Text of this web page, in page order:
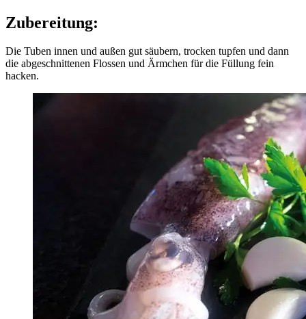
Zubereitung:
Die Tuben innen und außen gut säubern, trocken tupfen und dann
die abgeschnittenen Flossen und Ärmchen für die Füllung fein
hacken.